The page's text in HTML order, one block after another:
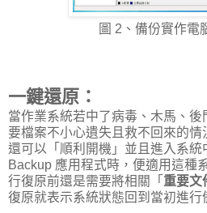
圖 2、備份實作電
一鍵還原：
當作業系統若中了病毒、木馬、
要檔案不小心遺失且救不回來的
還可以「順利開機」並且進入系統
Backup 應用程式時，便適用這種
行復原前還是需要將相關「 重要文
復原就表示系統狀態回到當初進行